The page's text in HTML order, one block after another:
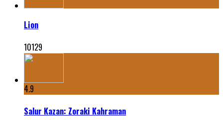
Lion
10129
4.9
Salur Kazan: Zoraki Kahraman